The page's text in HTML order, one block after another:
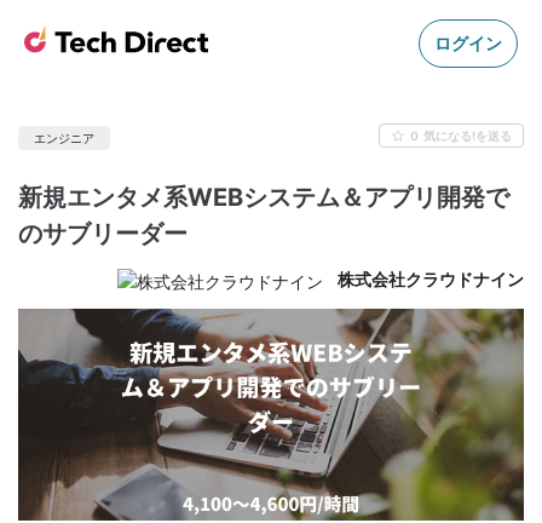
ログイン
エンジニア 0 気になる!を送る
新規エンタメ系WEBシステム＆アプリ開発で
のサブリーダー
株式会社クラウドナイン